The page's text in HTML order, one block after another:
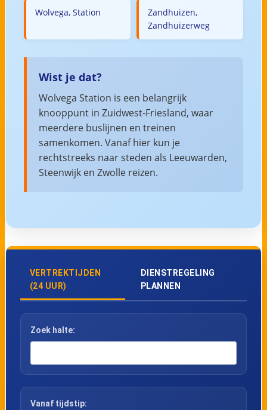
Wolvega, Station
Zandhuizen,
Zandhuizerweg
Wist je dat?
Wolvega Station is een belangrijk
knooppunt in Zuidwest-Friesland, waar
meerdere buslijnen en treinen
samenkomen. Vanaf hier kun je
rechtstreeks naar steden als Leeuwarden,
Steenwijk en Zwolle reizen.
VERTREKTIJDEN
(24 UUR)
DIENSTREGELING
PLANNEN
Zoek halte:
Vanaf tijdstip: